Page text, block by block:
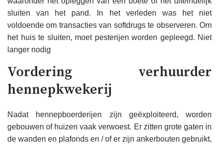
sluiten van het pand. In het verleden was het niet
voldoende om transacties van softdrugs te observeren. Om
het huis te sluiten, moet pesterijen worden gepleegd. Niet
langer nodig
Vordering verhuurder
hennepkwekerij
Nadat hennepboerderijen zijn geëxploiteerd, worden
gebouwen of huizen vaak verwoest. Er zitten grote gaten in
de wanden en plafonds en / of er zijn ankerbouten gebruikt,